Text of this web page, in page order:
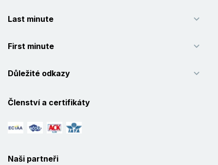
Last minute
First minute
Důležité odkazy
Členství a certifikáty
Naši partneři